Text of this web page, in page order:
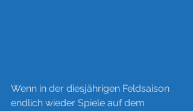
Wenn in der diesjährigen Feldsaison
endlich wieder Spiele auf dem